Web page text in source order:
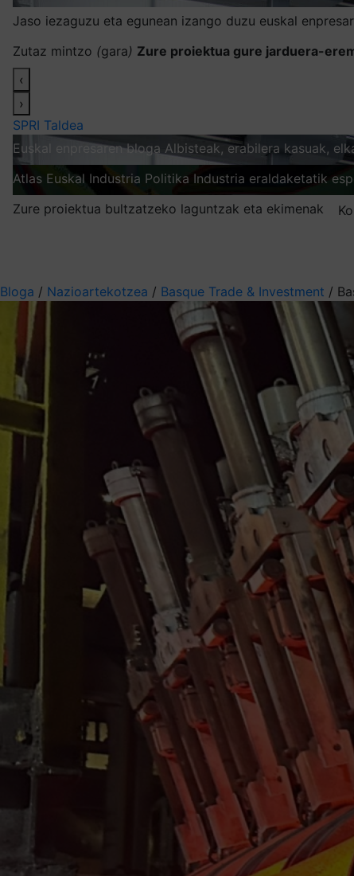
Jaso iezaguzu eta egunean izango duzu euskal
Zutaz mintzo (gara) Zure proiektua gure jarduera-
‹
›
SPRI Taldea
Euskal enpresaren bloga Albisteak, erabilera kasuak,
Atlas Euskal Industria Politika Industria eraldaketatik
Zure proiektua bultzatzeko laguntzak eta ekimenak
Bloga / Nazioartekotzea / Basque Trade & Investment /